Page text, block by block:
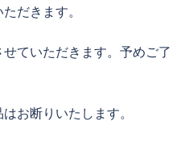
だきます。
ていただきます。予めご了
お断りいたします。